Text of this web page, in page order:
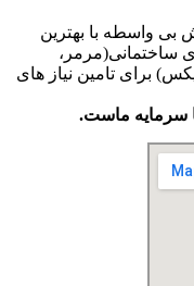
واسطه با بهترین
ساختمانی(مرمر،
برای تامین نیاز های
سرمایه ماست.